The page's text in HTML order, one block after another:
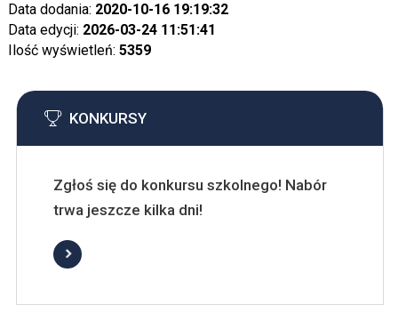
Data dodania: 2020-10-16 19:19:32
Data edycji: 2026-03-24 11:51:41
Ilość wyświetleń: 5359
KONKURSY
Zgłoś się do konkursu szkolnego! Nabór
trwa jeszcze kilka dni!